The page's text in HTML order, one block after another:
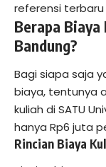
referensi terbaru
Berapa Biaya
Bandung?
Bagi siapa saja
biaya, tentunya
kuliah di SATU
hanya Rp6 juta
Rincian Biaya